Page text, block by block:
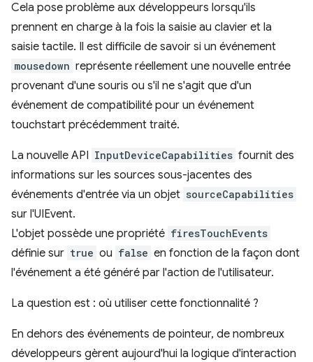
Cela pose problème aux développeurs lorsqu'ils
prennent en charge à la fois la saisie au clavier et la
saisie tactile. Il est difficile de savoir si un événement
mousedown représente réellement une nouvelle entrée
provenant d'une souris ou s'il ne s'agit que d'un
événement de compatibilité pour un événement
touchstart précédemment traité.
La nouvelle API InputDeviceCapabilities fournit des
informations sur les sources sous-jacentes des
événements d'entrée via un objet sourceCapabilities
sur l'UIEvent.
L'objet possède une propriété firesTouchEvents
définie sur true ou false en fonction de la façon dont
l'événement a été généré par l'action de l'utilisateur.
La question est : où utiliser cette fonctionnalité ?
En dehors des événements de pointeur, de nombreux
développeurs gèrent aujourd'hui la logique d'interaction